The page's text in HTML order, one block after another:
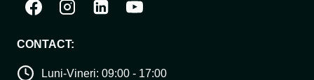
CONTACT:
Luni-Vineri: 09:00 - 17:00